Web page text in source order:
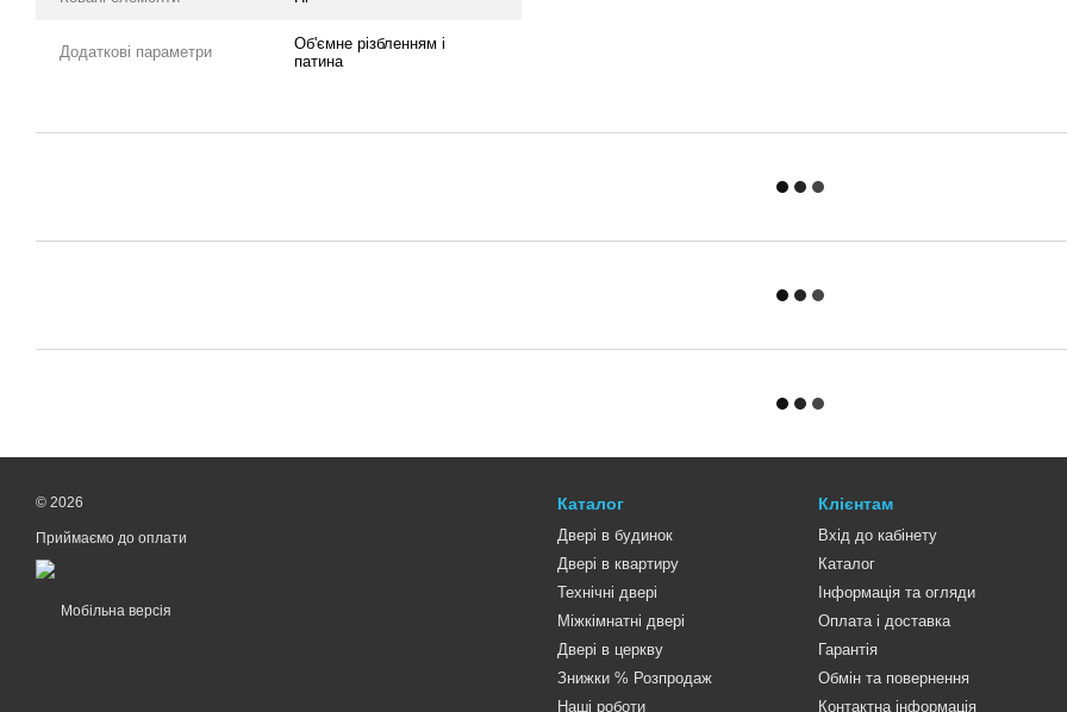
Додаткові параметри
Об'ємне різбленням і
патина
© 2026
Приймаємо до оплати
Мобільна версія
Каталог
Двері в будинок
Двері в квартиру
Технічні двері
Міжкімнатні двері
Двері в церкву
Знижки % Розпродаж
Наші роботи
Клієнтам
Вхід до кабінету
Каталог
Інформація та огляди
Оплата і доставка
Гарантія
Обмін та повернення
Контактна інформація